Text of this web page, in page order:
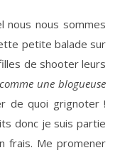
nous nous sommes
petite balade sur
de shooter leurs
une blogueuse
de quoi grignoter !
donc je suis partie
frais. Me promener